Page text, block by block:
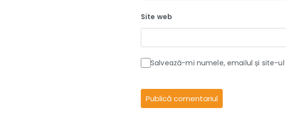
Site web
Salvează-mi numele, emailul și site-